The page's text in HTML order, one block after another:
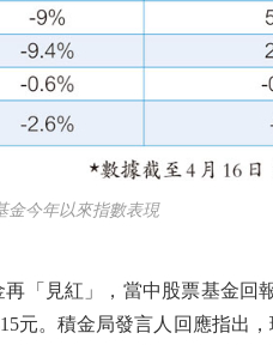
金今年以來指數表現
見紅」，當中股票基金回
元。積金局發言人回應指出